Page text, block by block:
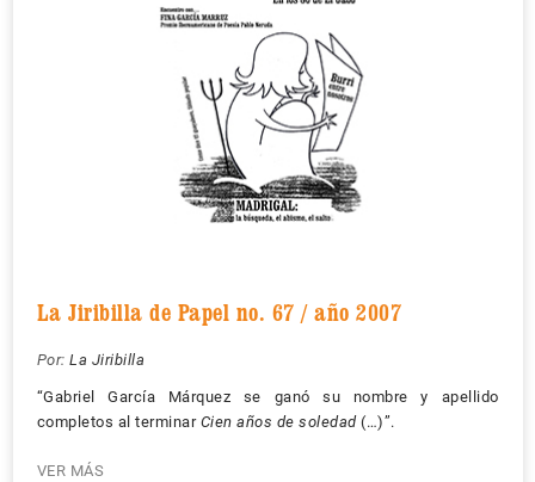
La Jiribilla de Papel no. 67 / año 2007
Por: La Jiribilla
“Gabriel García Márquez se ganó su nombre y apellido
completos al terminar Cien años de soledad(…)”.
VER MÁS